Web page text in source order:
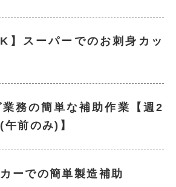
】スーパーでのお刺身カッ
務の簡単な補助作業【週2
前のみ)】
ーでの簡単製造補助